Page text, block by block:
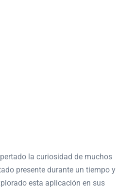
la curiosidad de muchos
presente durante un tiempo y
esta aplicación en sus